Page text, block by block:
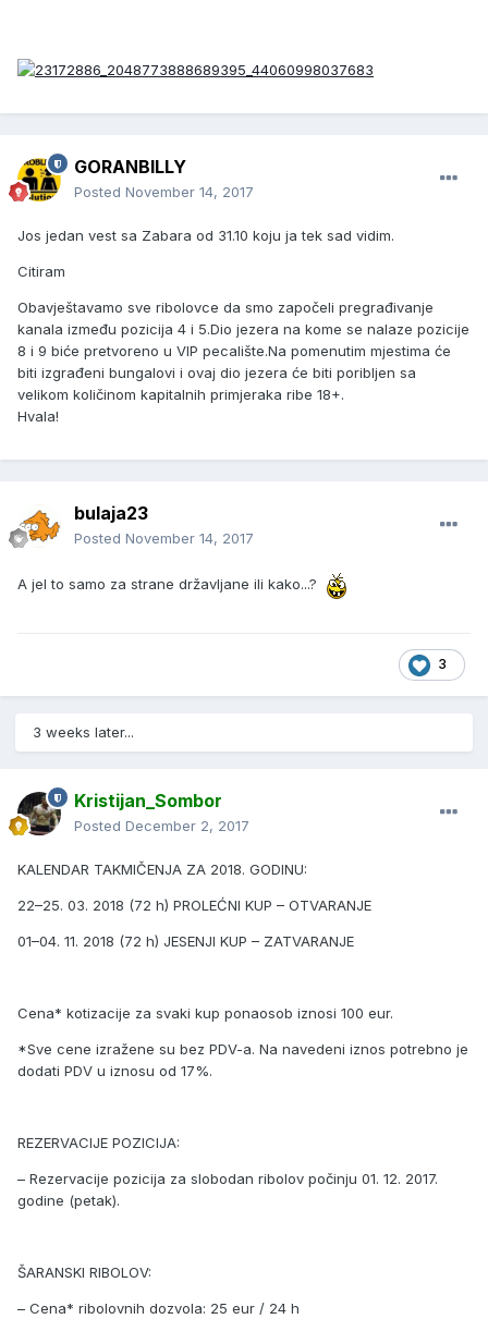
GORANBILLY
Posted November 14, 2017
Jos jedan vest sa Zabara od 31.10 koju ja tek sad vidim.
Citiram
Obavještavamo sve ribolovce da smo započeli pregrađivanje
kanala između pozicija 4 i 5.Dio jezera na kome se nalaze pozicije
8 i 9 biće pretvoreno u VIP pecalište.Na pomenutim mjestima će
biti izgrađeni bungalovi i ovaj dio jezera će biti poribljen sa
velikom količinom kapitalnih primjeraka ribe 18+.
Hvala!
bulaja23
Posted November 14, 2017
A jel to samo za strane državljane ili kako...?
3
3 weeks later...
Kristijan_Sombor
Posted December 2, 2017
KALENDAR TAKMIČENJA ZA 2018. GODINU:
22–25. 03. 2018 (72 h) PROLEĆNI KUP – OTVARANJE
01–04. 11. 2018 (72 h) JESENJI KUP – ZATVARANJE
Cena* kotizacije za svaki kup ponaosob iznosi 100 eur.
*Sve cene izražene su bez PDV-a. Na navedeni iznos potrebno je
dodati PDV u iznosu od 17%.
REZERVACIJE POZICIJA:
– Rezervacije pozicija za slobodan ribolov počinju 01. 12. 2017.
godine (petak).
ŠARANSKI RIBOLOV:
– Cena* ribolovnih dozvola: 25 eur / 24 h